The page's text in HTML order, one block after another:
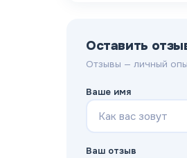
Оставить
Отзывы — личный
Ваше имя
Ваш отзыв